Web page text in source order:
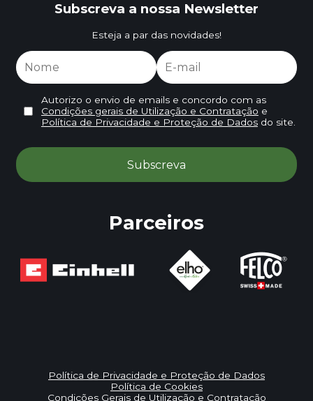
Subscreva a nossa Newsletter
Esteja a par das novidades!
Autorizo o envio de emails e concordo com as
Condições gerais de Utilização e Contratação e
Política de Privacidade e Proteção de Dadosdo site.
Parceiros
Política de Privacidade e Proteção de Dados
Política de Cookies
Condições Gerais de Utilização e Contratação